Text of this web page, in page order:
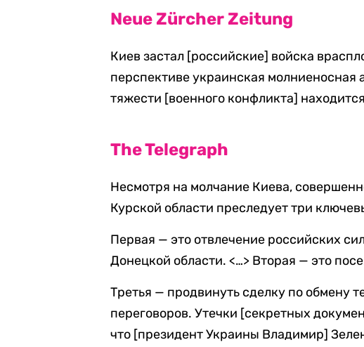
Neue Zürcher Zeitung
Киев застал [российские] войска
перспективе украинская молниеносная
тяжести [военного конфликта]
The Telegraph
Несмотря на молчание Киева,
Курской области преследует три
Первая — это отвлечение российских
Донецкой области. <…> Вторая — это
Третья — продвинуть сделку по обмену
переговоров. Утечки [секретных
что [президент Украины Владимир]